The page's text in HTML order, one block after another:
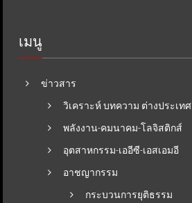
เมนู
ข่าวสาร
วิเคราะห์ บทความ ต่างประเทศ
พลังงาน-คมนาคม-โลจิสติกส์
อุตสาหกรรม-เออีซี-เอสเอมอี
อาชญากรรม
กระบวนการยุติธรรม